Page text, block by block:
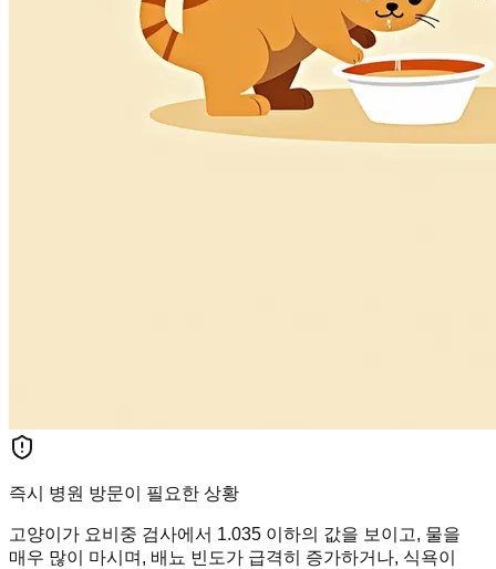
즉시 병원 방문이 필요한 상황
고양이가 요비중 검사에서 1.035 이하의 값을 보이고, 물을
매우 많이 마시며, 배뇨 빈도가 급격히 증가하거나, 식욕이